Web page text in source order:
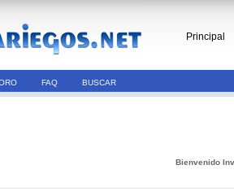
Principal
FAQ BUSCAR
Bienvenido